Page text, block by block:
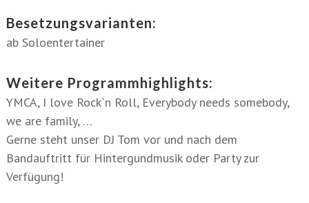
Besetzungsvarianten:
ab Soloentertainer
Weitere Programmhighlights:
YMCA, I love Rock`n Roll, Everybody needs somebody,
we are family, …
Gerne steht unser DJ Tom vor und nach dem
Bandauftritt für Hintergundmusik oder Party zur
Verfügung!